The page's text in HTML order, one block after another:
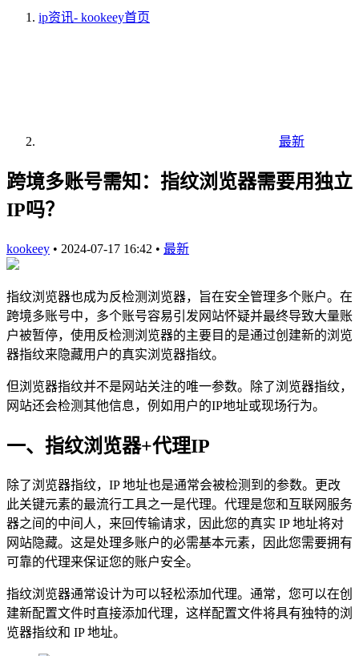
ip资讯- kookeey首页
最新
跨境多账号需知：指纹浏览器需要用独立
IP吗？
kookeey • 2024-07-17 16:42 • 最新
指纹浏览器也成为反检测浏览器，旨在安全管理多个账户。在
跨境多账号中，多个账号容易引发网站怀疑并最终导致大量账
户被暂停，使用反检测浏览器的主要目的是通过创建新的浏览
器指纹来隐藏用户的真实浏览器指纹。
但浏览器指纹并不是网站关注的唯一参数。除了浏览器指纹，
网站还会检测其他信息，例如用户的IP地址或现场行为。
一、指纹浏览器+代理IP
除了浏览器指纹，IP 地址也是通常会被检测到的参数。更改
此关键元素的最流行工具之一是代理。代理是您和互联网服务
器之间的中间人，来回传输请求，因此您的真实 IP 地址将对
网站隐藏。这是处理多账户的必需基本元素，因此您需要拥有
可靠的代理来保证您的账户安全。
指纹浏览器通常设计为可以轻松添加代理。通常，您可以在创
建新配置文件时直接添加代理，这样配置文件将具有独特的浏
览器指纹和 IP 地址。